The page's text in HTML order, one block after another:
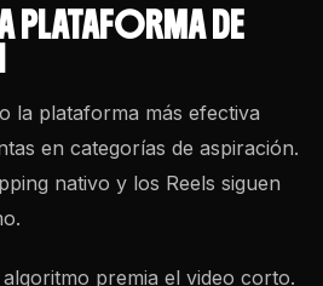
PLATAFORMA DE
la plataforma más efectiva
en categorías de aspiración.
nativo y los Reels siguen
premia el video corto.